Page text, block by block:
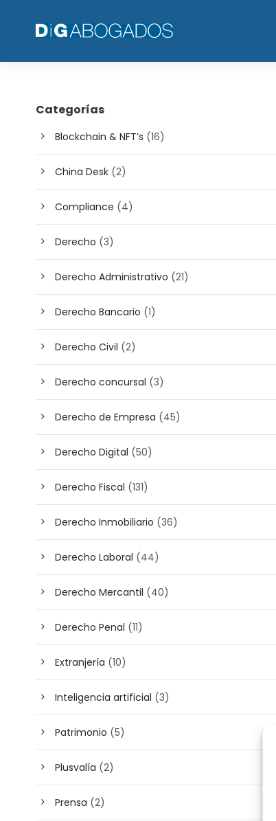
Categorías
Blockchain & NFT’s (16)
China Desk (2)
Compliance (4)
Derecho (3)
Derecho Administrativo (21)
Derecho Bancario (1)
Derecho Civil (2)
Derecho concursal (3)
Derecho de Empresa (45)
Derecho Digital (50)
Derecho Fiscal (131)
Derecho Inmobiliario (36)
Derecho Laboral (44)
Derecho Mercantil (40)
Derecho Penal (11)
Extranjería (10)
Inteligencia artificial (3)
Patrimonio (5)
Plusvalía (2)
Prensa (2)